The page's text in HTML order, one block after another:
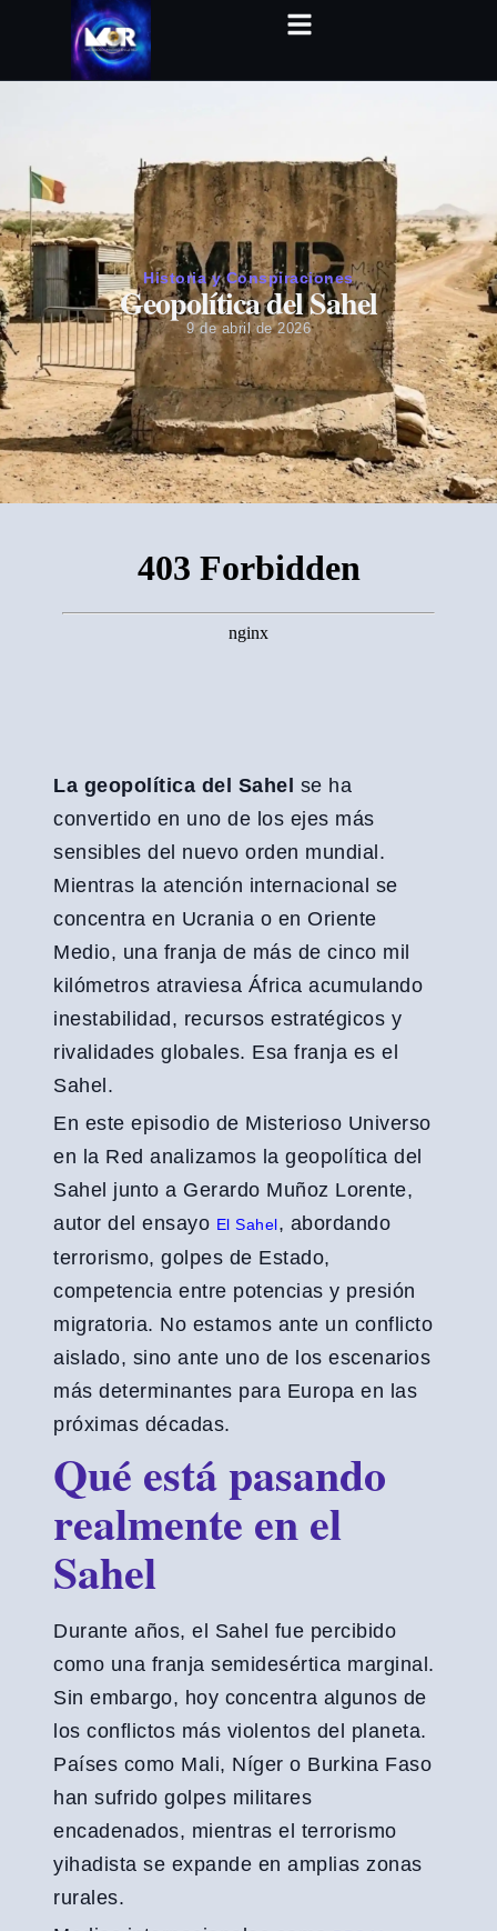
Historia y Conspiraciones
Geopolítica del Sahel
9 de abril de 2026
La geopolítica del Sahel se ha
convertido en uno de los ejes más
sensibles del nuevo orden mundial.
Mientras la atención internacional se
concentra en Ucrania o en Oriente
Medio, una franja de más de cinco mil
kilómetros atraviesa África acumulando
inestabilidad, recursos estratégicos y
rivalidades globales. Esa franja es el
Sahel.
En este episodio de Misterioso Universo
en la Red analizamos la geopolítica del
Sahel junto a Gerardo Muñoz Lorente,
autor del ensayo El Sahel, abordando
terrorismo, golpes de Estado,
competencia entre potencias y presión
migratoria. No estamos ante un conflicto
aislado, sino ante uno de los escenarios
más determinantes para Europa en las
próximas décadas.
Qué está pasando
realmente en el
Sahel
Durante años, el Sahel fue percibido
como una franja semidesértica marginal.
Sin embargo, hoy concentra algunos de
los conflictos más violentos del planeta.
Países como Mali, Níger o Burkina Faso
han sufrido golpes militares
encadenados, mientras el terrorismo
yihadista se expande en amplias zonas
rurales.